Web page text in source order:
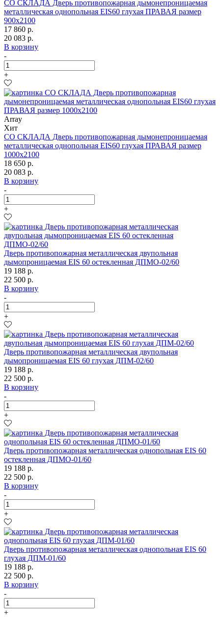
СО СКЛАДА Дверь противопожарная дымонепроницаемая
металлическая однопольная EIS60 глухая ПРАВАЯ размер
900х2100
17 860 р.
20 083 р.
В корзину
-
+
Array
Хит
СО СКЛАДА Дверь противопожарная дымонепроницаемая
металлическая однопольная EIS60 глухая ПРАВАЯ размер
1000х2100
18 650 р.
20 083 р.
В корзину
-
+
Дверь противопожарная металлическая двупольная
дымопроницаемая EIS 60 остекленная ДПМО-02/60
19 188 р.
22 500 р.
В корзину
-
+
Дверь противопожарная металлическая двупольная
дымопроницаемая EIS 60 глухая ДПМ-02/60
19 188 р.
22 500 р.
В корзину
-
+
Дверь противопожарная металлическая однопольная EIS 60
остекленная ДПМО-01/60
19 188 р.
22 500 р.
В корзину
-
+
Дверь противопожарная металлическая однопольная EIS 60
глухая ДПМ-01/60
19 188 р.
22 500 р.
В корзину
-
+